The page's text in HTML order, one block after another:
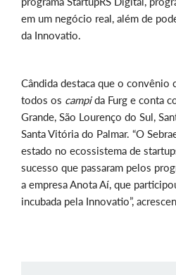
em um negócio real, além de
da Innovatio.
Cândida destaca que o convênio
todos os campida Furg e conta
Grande, São Lourenço do Sul,
Santa Vitória do Palmar. “O
estado no ecossistema de
sucesso que passaram pelos
a empresa Anota Aí, que
incubada pela Innovatio”,